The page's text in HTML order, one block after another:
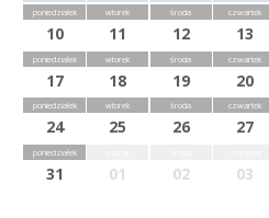
poniedziałek
10
wtorek
11
środa
12
czwartek
13
poniedziałek
17
wtorek
18
środa
19
czwartek
20
poniedziałek
24
wtorek
25
środa
26
czwartek
27
poniedziałek
31 01 02 03